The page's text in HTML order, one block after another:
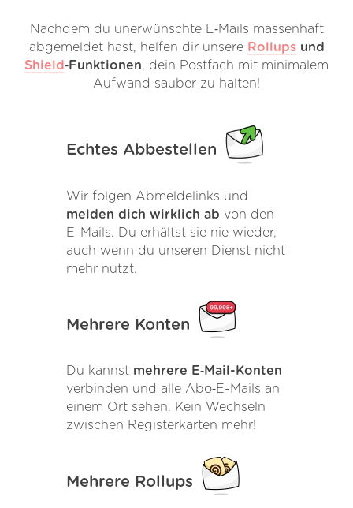
Nachdem du unerwünschte E‑Mails massenhaft
abgemeldet hast, helfen dir unsere Rollupsund
Shield‑Funktionen, dein Postfach mit minimalem
Aufwand sauber zu halten!
Echtes Abbestellen
Wir folgen Abmeldelinks und
melden dich wirklich ab von den
E-Mails. Du erhältst sie nie wieder,
auch wenn du unseren Dienst nicht
mehr nutzt.
Mehrere Konten
Du kannst mehrere E‑Mail-Konten
verbinden und alle Abo‑E-Mails an
einem Ort sehen. Kein Wechseln
zwischen Registerkarten mehr!
Mehrere Rollups